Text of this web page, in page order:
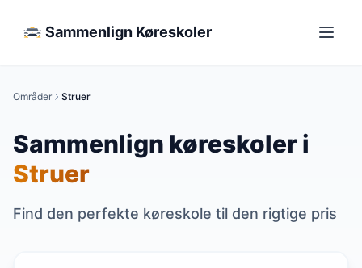
Sammenlign Køreskoler
Områder Struer
Sammenlign køreskoler i
Struer
Find den perfekte køreskole til den rigtige pris